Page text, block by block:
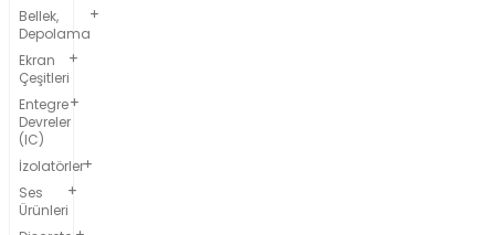
Bellek,
Depolama
Ekran
Çeşitleri
Entegre
Devreler
(IC)
İzolatörler
Ses
Ürünleri